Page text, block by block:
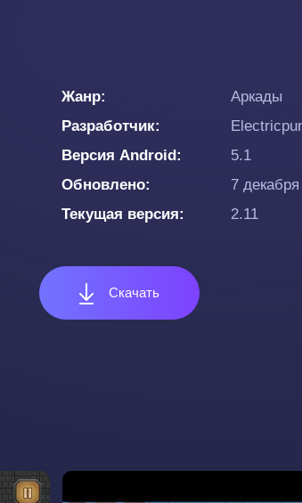
Жанр
Аркады
Разработчик
Версия Android
5.1
Обновлено
7 декабря
Текущая версия
2.11
Скачать